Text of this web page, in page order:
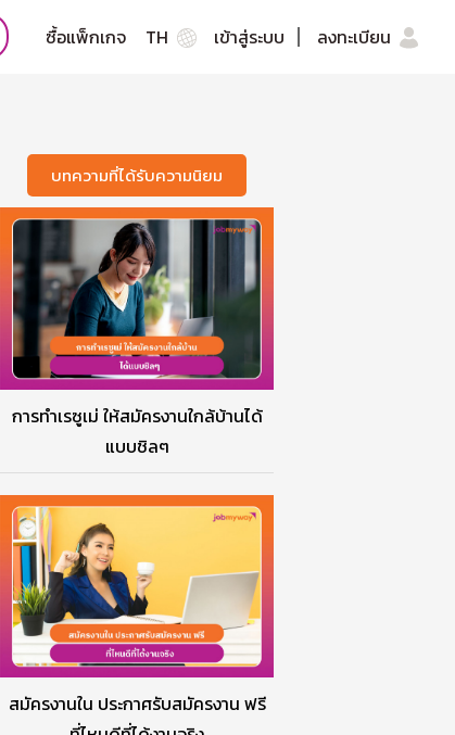
ซื้อแพ็กเกจ TH เข้าสู่ระบบ ลงทะเบียน
บทความที่ได้รับความนิยม
การทำเรซูเม่ ให้สมัครงานใกล้บ้านได้
แบบชิลๆ
สมัครงานใน ประกาศรับสมัครงาน ฟรี